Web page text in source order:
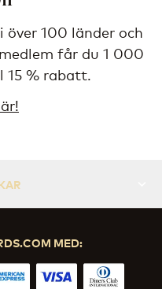
över 100 länder och
får du 1 000
15 % rabatt.
MED: